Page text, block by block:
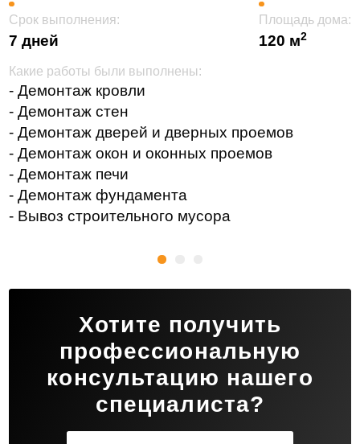
Срок выполнения:
7 дней
Площадь дома:
120 м2
Какие работы были выполнены:
- Демонтаж кровли
- Демонтаж стен
- Демонтаж дверей и дверных проемов
- Демонтаж окон и оконных проемов
- Демонтаж печи
- Демонтаж фундамента
- Вывоз строительного мусора
Хотите получить
профессиональную
консультацию нашего
специалиста?